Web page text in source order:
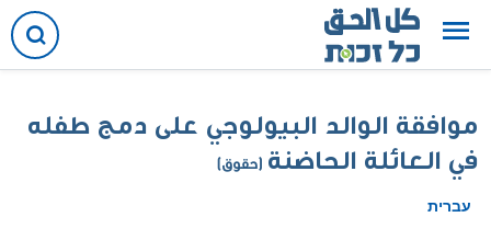
موافقة الوالد البيولوجي على دمج طفله
في العائلة الحاضنة (حقوق)
עברית